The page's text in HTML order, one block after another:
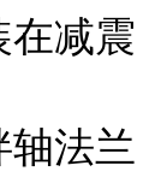
减震
法兰